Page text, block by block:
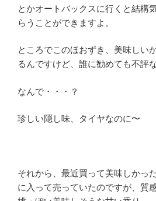
とかオートバックスに行くと結構
らうことができますよ。
ところでこのほおずき、美味しい
るんですけど、誰に勧めても不評
なんで・・・？
珍しい隠し味、タイヤなのに〜
それから、最近買って美味しかっ
に入って売っていたのですが、質